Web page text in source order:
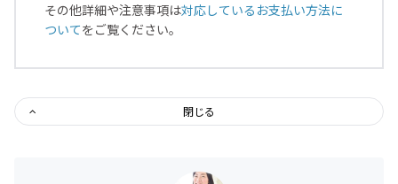
その他詳細や注意事項は対応しているお支払い方法に
ついてをご覧ください。
閉じる